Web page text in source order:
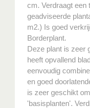
cm. Verdraagt een
geadviseerde
m2.) Is goed
Borderplant.
Deze plant is zeer
heeft opvallend
eenvoudig
en goed
is zeer geschikt
'basisplanten'.